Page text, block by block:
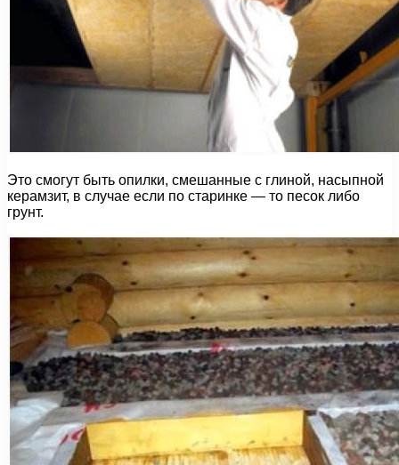
Это смогут быть опилки, смешанные с глиной, насыпной
керамзит, в случае если по старинке — то песок либо
грунт.